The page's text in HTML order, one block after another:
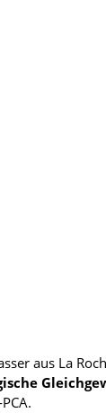
aus La